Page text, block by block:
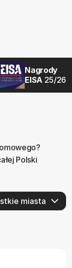
Nagrody
EISA 25/26
Polski